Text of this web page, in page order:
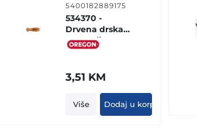
5400182889175
534370 -
Drvena drska
za turpiju -
Oregon
3,51 KM
Više Dodaj u korpu